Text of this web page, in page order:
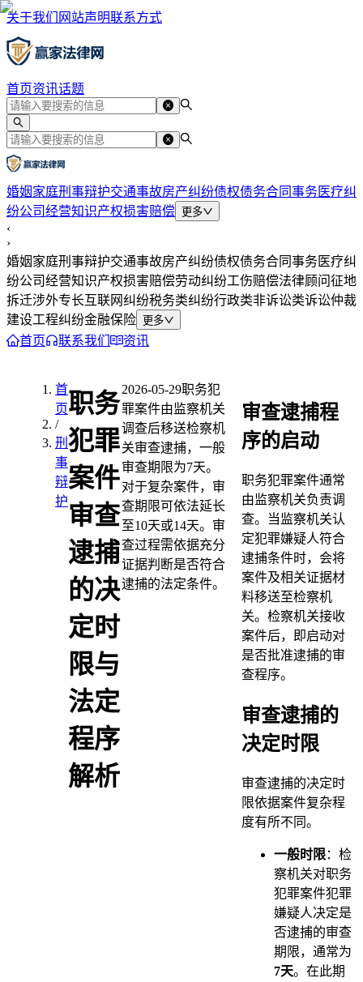
关于我们 网站声明联系方式
首页资讯话题
婚姻家庭刑事辩护交通事故房产纠纷债权债务合同事务医疗纠
纷公司经营知识产权损害赔偿 更多
‹
›
婚姻家庭刑事辩护交通事故房产纠纷债权债务合同事务医疗纠
纷公司经营知识产权损害赔偿劳动纠纷工伤赔偿法律顾问征地
拆迁涉外专长互联网纠纷税务类纠纷行政类非诉讼类诉讼仲裁
建设工程纠纷金融保险 更多
首页 联系我们 资讯
首
页
/
刑
事
辩
护
职务
犯罪
案件
审查
逮捕
的决
定时
限与
法定
程序
解析
2026-05-29职务犯
罪案件由监察机关
调查后移送检察机
关审查逮捕，一般
审查期限为7天。
对于复杂案件，审
查期限可依法延长
至10天或14天。审
查过程需依据充分
证据判断是否符合
逮捕的法定条件。
审查逮捕程
序的启动
职务犯罪案件通常
由监察机关负责调
查。当监察机关认
定犯罪嫌疑人符合
逮捕条件时，会将
案件及相关证据材
料移送至检察机
关。检察机关接收
案件后，即启动对
是否批准逮捕的审
查程序。
审查逮捕的
决定时限
审查逮捕的决定时
限依据案件复杂程
度有所不同。
一般时限：检
察机关对职务
犯罪案件犯罪
嫌疑人决定是
否逮捕的审查
期限，通常为
7天。在此期